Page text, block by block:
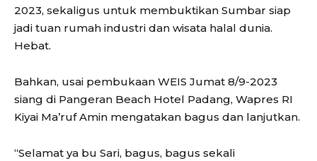
2023, sekaligus untuk membuktikan Sumbar siap
jadi tuan rumah industri dan wisata halal dunia.
Hebat.
Bahkan, usai pembukaan WEIS Jumat 8/9-2023
siang di Pangeran Beach Hotel Padang, Wapres RI
Kiyai Ma’ruf Amin mengatakan bagus dan lanjutkan.
“Selamat ya bu Sari, bagus, bagus sekali